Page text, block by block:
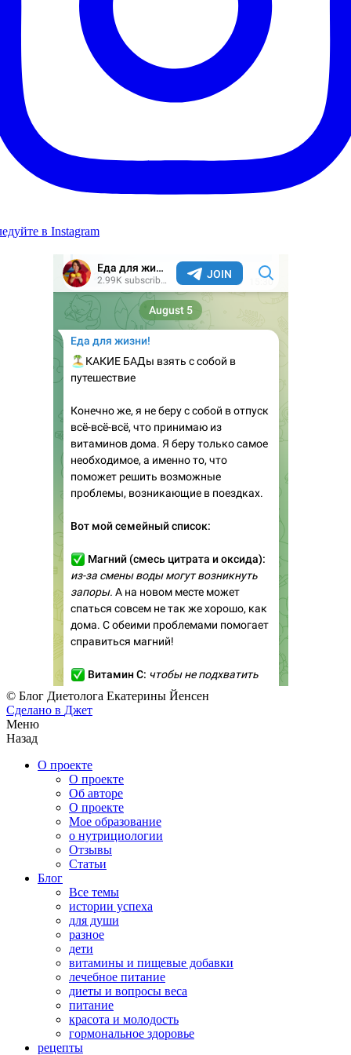
в Instagram
© Блог Диетолога Екатерины Йенсен
Сделано в Джет
Меню
Назад
О проекте
О проекте
Об авторе
О проекте
Мое образование
о нутрициологии
Отзывы
Статьи
Блог
Все темы
истории успеха
для души
разное
дети
витамины и пищевые добавки
лечебное питание
диеты и вопросы веса
питание
красота и молодость
гормональное здоровье
рецепты